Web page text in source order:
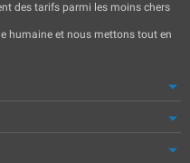
des tarifs parmi les moins chers
humaine et nous mettons tout en